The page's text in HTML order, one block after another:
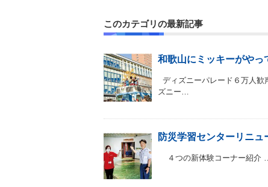
このカテゴリの最新記事
和歌山にミッキーがやっ
ディズニーパレード６万人
ズニー…
防災学習センターリニュ
４つの新体験コーナー紹介